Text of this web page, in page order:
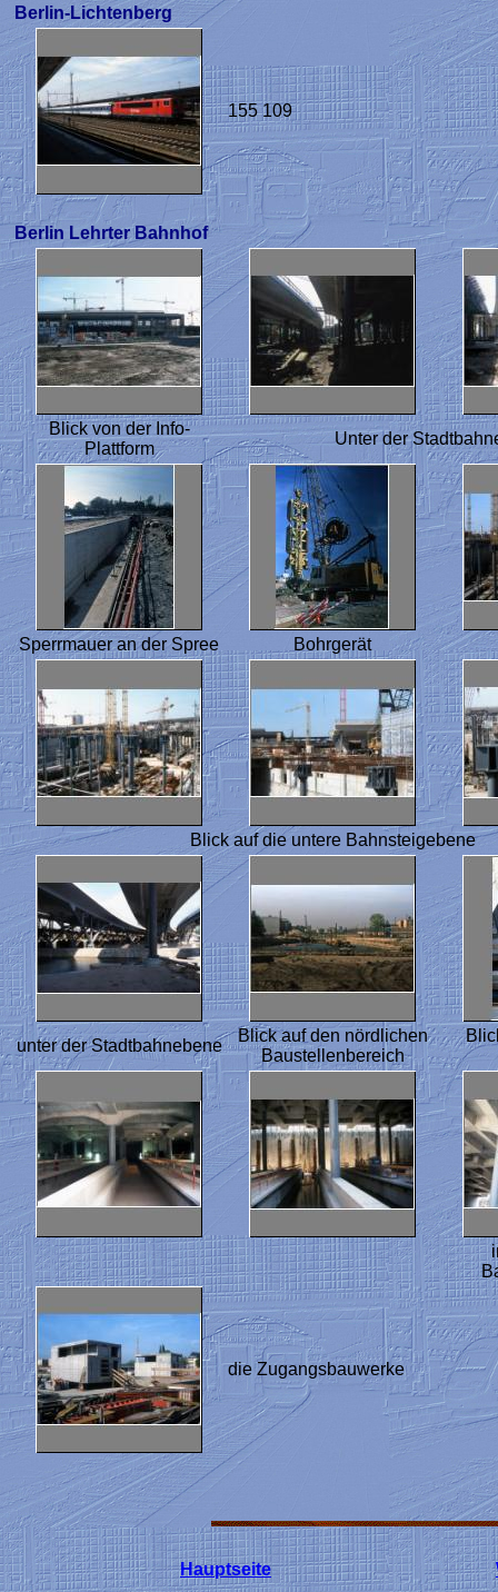
Berlin-Lichtenberg
155 109
Berlin Lehrter Bahnhof
Blick von der Info-
Plattform
Unter der
Sperrmauer an der Spree Bohrgerät
Blick auf die untere Bahnsteigebene
unter der Stadtbahnebene
Blick auf den nördlichen
Baustellenbereich
die Zugangsbauwerke
Hauptseite